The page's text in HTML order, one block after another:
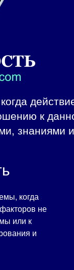
к
знаниями
когда
не
или к
и